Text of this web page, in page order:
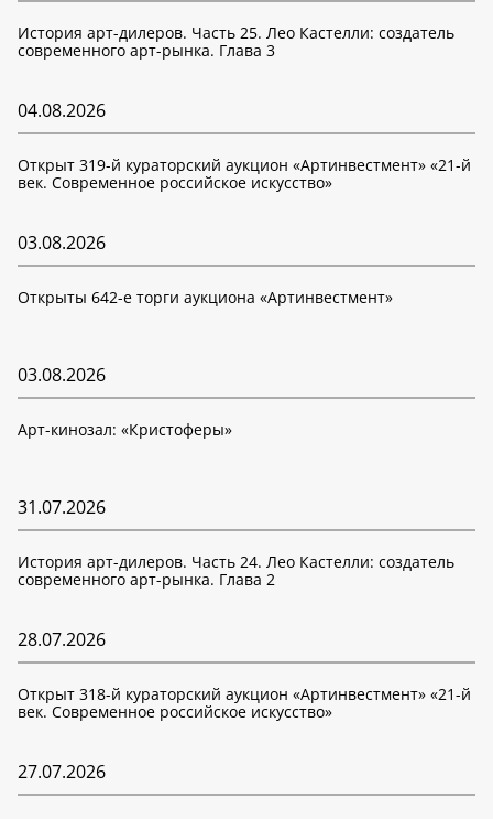
История арт-дилеров. Часть 25. Лео Кастелли: создатель
современного арт-рынка. Глава 3
04.08.2026
Открыт 319-й кураторский аукцион «Артинвестмент» «21-й
век. Современное российское искусство»
03.08.2026
Открыты 642-е торги аукциона «Артинвестмент»
03.08.2026
Арт-кинозал: «Кристоферы»
31.07.2026
История арт-дилеров. Часть 24. Лео Кастелли: создатель
современного арт-рынка. Глава 2
28.07.2026
Открыт 318-й кураторский аукцион «Артинвестмент» «21-й
век. Современное российское искусство»
27.07.2026